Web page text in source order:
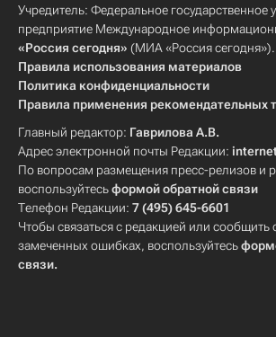
Учредитель: Федеральное государственное
предприятие Международное
«Россия сегодня» (МИА «Россия сегодня»).
Правила использования материалов
Политика конфиденциальности
Правила применения рекомендательных
Главный редактор: Гаврилова А.В.
Адрес электронной почты Редакции:
По вопросам размещения пресс-релизов и
воспользуйтесьформой обратной связи
Телефон Редакции: 7 (495) 645-6601
Чтобы связаться с редакцией или сообщить
замеченных ошибках, воспользуйтесь
связи.